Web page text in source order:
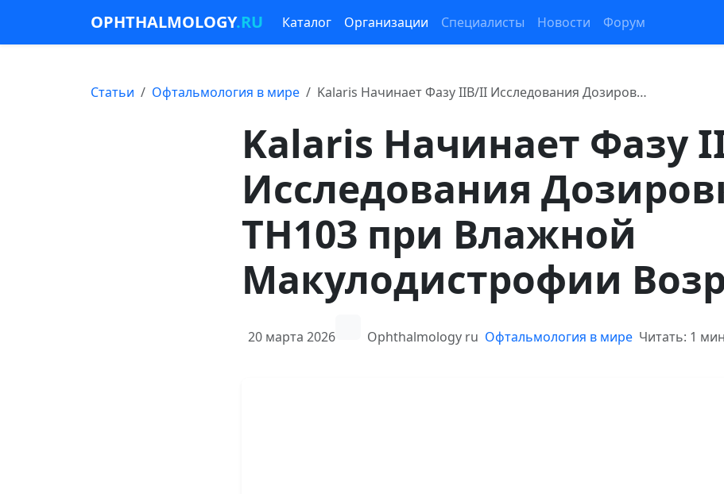
OPHTHALMOLOGY.RU Каталог Организации Специалисты Новости Форум
Статьи Офтальмология в мире Kalaris Начинает Фазу IIB/II Исследования Дозиров…
Kalaris Начинает Фазу
Исследования
TH103 при Влажной
Макулодистрофии
20 марта 2026 Ophthalmology ru Офтальмология в мире Читать: 1 мин